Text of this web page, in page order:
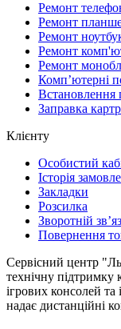
Ремонт
Ремонт
Ремонт
Ремонт
Ремонт
Комп’ютерні
Встановлення
Заправка
Клієнту
Особистий
Історія
Закладки
Розсилка
Зворотній
Повернення
Сервісний центр
технічну підтримку
ігрових консолей
надає дистанційні